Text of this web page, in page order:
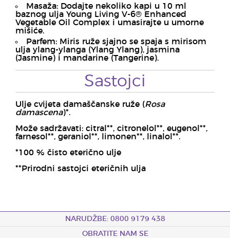
Masaža: Dodajte nekoliko kapi u 10 ml
baznog ulja Young Living V-6® Enhanced
Vegetable Oil Complex i umasirajte u umorne
mišiće.
Parfem: Miris ruže sjajno se spaja s mirisom
ulja ylang-ylanga (Ylang Ylang), jasmina
(Jasmine) i mandarine (Tangerine).
Sastojci
Ulje cvijeta damaščanske ruže (Rosa
damascena)*.
Može sadržavati: citral**, citronelol**, eugenol**,
farnesol**, geraniol**, limonen**, linalol**.
*100 % čisto eterično ulje
**Prirodni sastojci eteričnih ulja
NARUDŽBE: 0800 9179 438
OBRATITE NAM SE